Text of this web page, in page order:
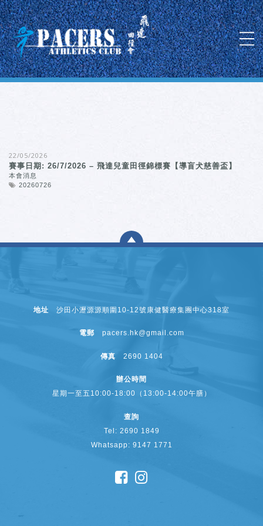
22/05/2026
賽事日期: 26/7/2026 – 飛達兒童田徑錦標賽【導盲犬慈善盃】
本會消息
20260726
地址 沙田小瀝源源順圍10-12號康健醫療集團中心318室
電郵 pacers.hk@gmail.com
傳真 2690 1404
辦公時間
星期一至五10:00-18:00（13:00-14:00午膳）
查詢
Tel: 2690 1849
Whatsapp: 9147 1771